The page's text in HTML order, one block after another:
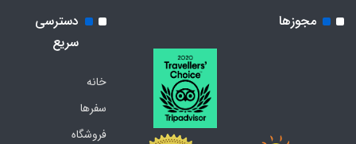
مجوزها
دسترسی
سریع
خانه
سفرها
فروشگاه